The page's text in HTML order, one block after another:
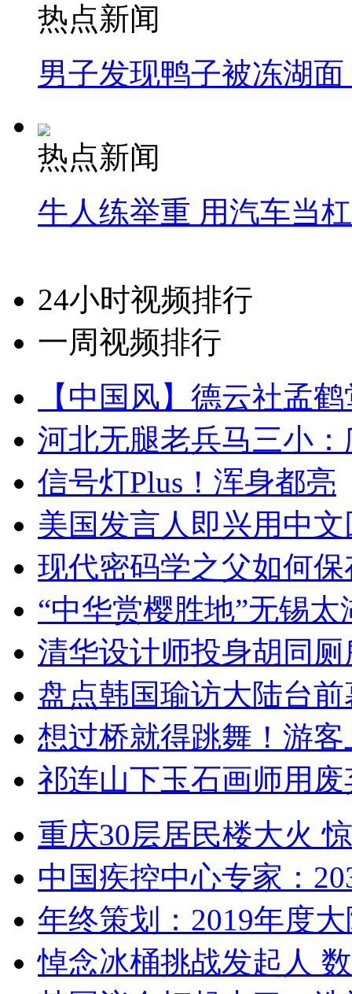
热点新闻
男子发现鸭子被冻湖
热点新闻
牛人练举重 用汽车当
24小时视频排行
一周视频排行
【中国风】德云社孟
河北无腿老兵马三小
信号灯Plus！浑身都亮
美国发言人即兴用中
现代密码学之父如何
“中华赏樱胜地”无锡
清华设计师投身胡同
盘点韩国瑜访大陆台
想过桥就得跳舞！游客
祁连山下玉石画师用
重庆30层居民楼大火
中国疾控中心专家：
年终策划：2019年度
悼念冰桶挑战发起人